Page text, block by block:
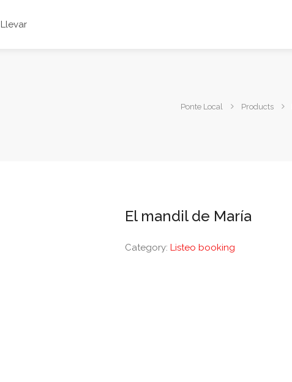
Ponte Local Products
El mandil de María
Category:Listeo booking